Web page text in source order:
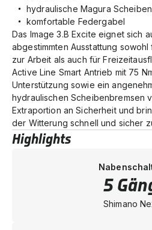
hydraulische Magura
komfortable Federgabel
Das Image 3.B Excite eignet sich
abgestimmten Ausstattung
zur Arbeit als auch für
Active Line Smart Antrieb mit 75
Unterstützung sowie ein
hydraulischen Scheibenbremsen
Extraportion an Sicherheit und
der Witterung schnell und sicher
Highlights
5
Shimano